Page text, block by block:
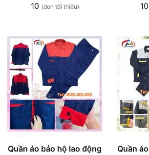
10 (đơn tối thiểu) 10
Quần áo bảo hộ lao động
Quần